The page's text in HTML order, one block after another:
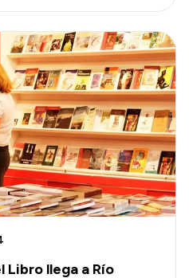
Libro llega a Río